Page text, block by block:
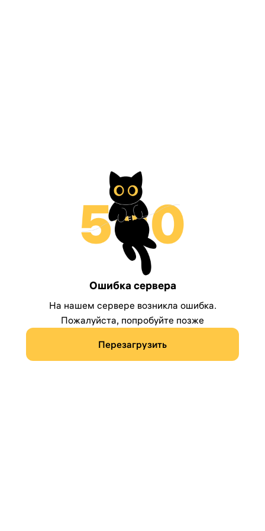
Ошибка сервера
На нашем сервере возникла ошибка.
Пожалуйста, попробуйте позже
Перезагрузить